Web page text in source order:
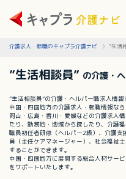
介護求人・転職のキャプラ介護ナビ ”生活
”生活相談員” の介護・
”生活相談員”の介護・ヘルパー職求人情報
中国・四国地方の介護求人・転職情報な
岡山・広島・香川・愛媛などの介護求人
たり、勤務地・地域から探したり、介護
職員初任者研修（ヘルパー2級）、介護
員（主任ケアマネージャー）、社会福祉
することができます。
中国・四国地方に展開する総合人材サー
をサポートいたします。